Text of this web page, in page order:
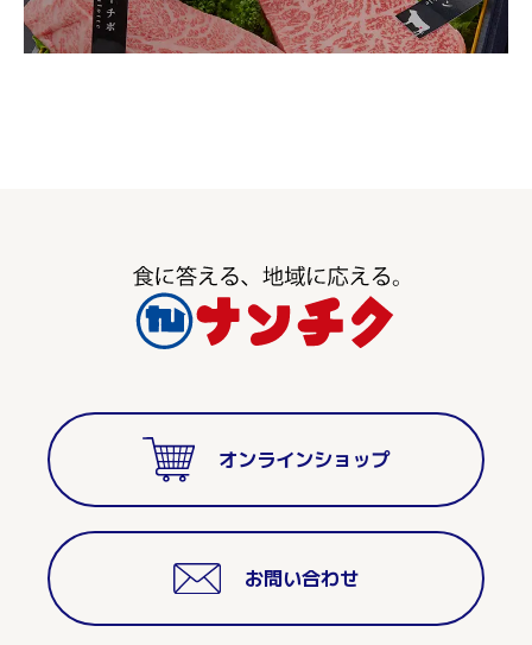
オンラインショップ
お問い合わせ